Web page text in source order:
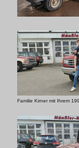
Familie Kirner mit Ihrem